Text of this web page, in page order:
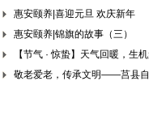
惠安颐养|喜迎元旦 欢庆新年
惠安颐养|锦旗的故事（三）
【节气 · 惊蛰】天气回暖，生
敬老爱老，传承文明——莒县